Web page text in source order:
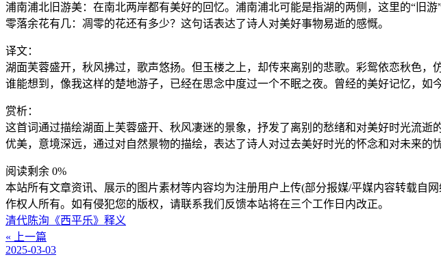
浦南浦北旧游美：在南北两岸都有美好的回忆。浦南浦北可能是指湖的两侧，这里的“旧游
零落余花有几：凋零的花还有多少？这句话表达了诗人对美好事物易逝的感慨。
译文：
湖面芙蓉盛开，秋风拂过，歌声悠扬。但玉楼之上，却传来离别的悲歌。彩鸳依恋秋色，
谁能想到，像我这样的楚地游子，已经在思念中度过一个不眠之夜。曾经的美好记忆，如
赏析：
这首词通过描绘湖面上芙蓉盛开、秋风凄迷的景象，抒发了离别的愁绪和对美好时光流
优美，意境深远，通过对自然景物的描绘，表达了诗人对过去美好时光的怀念和对未来的忧
阅读剩余 0%
本站所有文章资讯、展示的图片素材等内容均为注册用户上传(部分报媒/平媒内容转载自
作权人所有。如有侵犯您的版权，请联系我们反馈本站将在三个工作日内改正。
清代陈洵《西平乐》释义
« 上一篇
2025-03-03